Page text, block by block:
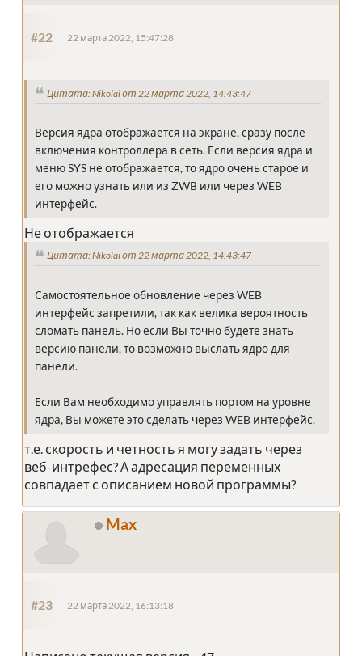
#22 22 марта 2022, 15:47:28
Цитата: Nikolai от 22 марта 2022, 14:43:47
Версия ядра отображается на экране, сразу после
включения контроллера в сеть. Если версия ядра и
меню SYS не отображается, то ядро очень старое и
его можно узнать или из ZWB или через WEB
интерфейс.
Не отображается
Цитата: Nikolai от 22 марта 2022, 14:43:47
Самостоятельное обновление через WEB
интерфейс запретили, так как велика вероятность
сломать панель. Но если Вы точно будете знать
версию панели, то возможно выслать ядро для
панели.
Если Вам необходимо управлять портом на уровне
ядра, Вы можете это сделать через WEB интерфейс.
т.е. скорость и четность я могу задать через
веб-интрефес? А адресация переменных
совпадает с описанием новой программы?
Max
#23 22 марта 2022, 16:13:18